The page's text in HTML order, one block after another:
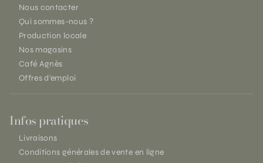
Nous contacter
Qui sommes-nous ?
Production locale
Nos magasins
Café Agnès
Offres d'emploi
Infos pratiques
Livraisons
Conditions générales de vente en ligne